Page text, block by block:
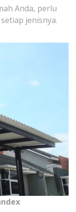
Anda, perlu
jenisnya.